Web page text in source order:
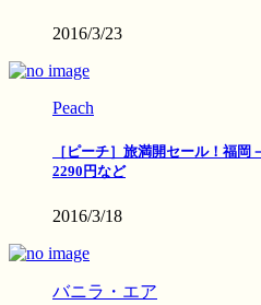
2016/3/23
Peach
［ピーチ］旅満開セール！福
2290円など
2016/3/18
バニラ・エア